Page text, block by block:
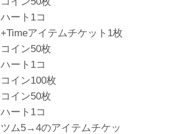
ハート1コ
+Timeアイテムチケット1枚
コイン50枚
ハート1コ
コイン100枚
コイン50枚
ハート1コ
ツム5→4のアイテムチケッ